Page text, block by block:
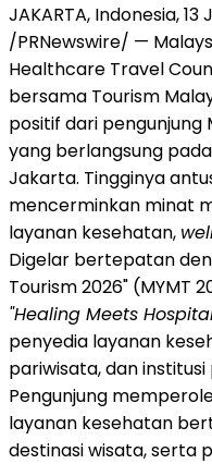
JAKARTA, Indonesia,13
/PRNewswire/ —
Healthcare Travel
bersama Tourism
positif dari pengunjung
yang berlangsung
Jakarta. Tingginya
mencerminkan minat
layanan kesehatan,
Digelar bertepatan
Tourism 2026" (MYMT
"Healing Meets
penyedia layanan
pariwisata, dan
Pengunjung
layanan kesehatan
destinasi wisata, serta